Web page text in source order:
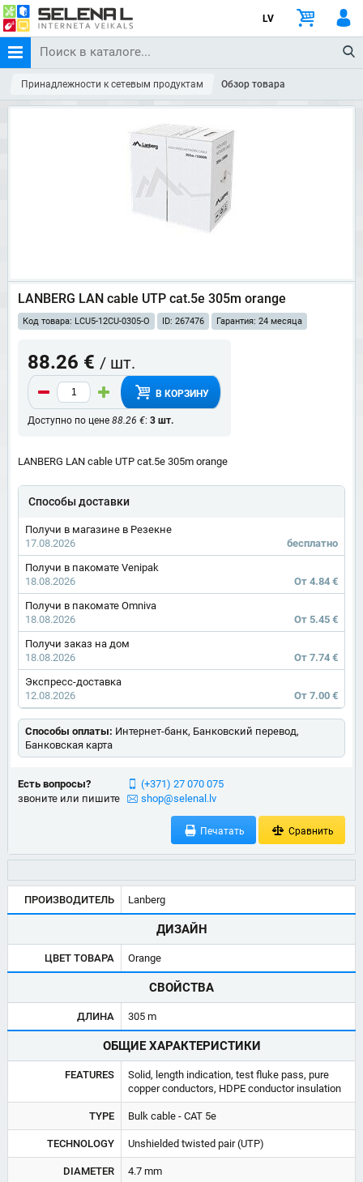
LV
Принадлежности к сетевым продуктам Обзор товара
LANBERG LAN cable UTP cat.5e 305m orange
Код товара: LCU5-12CU-0305-O ID: 267476 Гарантия: 24 месяца
88.26 € / шт.
В КОРЗИНУ
Доступно по цене 88.26 €: 3 шт.
LANBERG LAN cable UTP cat.5e 305m orange
Способы доставки
Получи в магазине в Резекне
17.08.2026
бесплатно
Получи в пакомате Venipak
18.08.2026
От 4.84 €
Получи в пакомате Omniva
18.08.2026
От 5.45 €
Получи заказ на дом
18.08.2026
От 7.74 €
Экспресс-доставка
12.08.2026
От 7.00 €
Способы оплаты: Интернет-банк, Банковский перевод,
Банковская карта
Есть вопросы?
звоните или пишите
(+371) 27 070 075
shop@selenal.lv
Печатать Сравнить
ПРОИЗВОДИТЕЛЬ Lanberg
ДИЗАЙН
ЦВЕТ ТОВАРА Orange
СВОЙСТВА
ДЛИНА 305 m
ОБЩИЕ ХАРАКТЕРИСТИКИ
FEATURES
Solid, length indication, test fluke pass, pure
copper conductors, HDPE conductor insulation
TYPE Bulk cable - CAT 5e
TECHNOLOGY Unshielded twisted pair (UTP)
DIAMETER 4.7 mm